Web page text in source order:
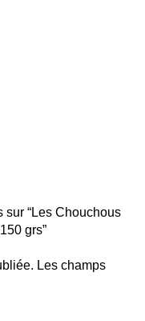
sur “Les Chouchous
grs”
Les champs